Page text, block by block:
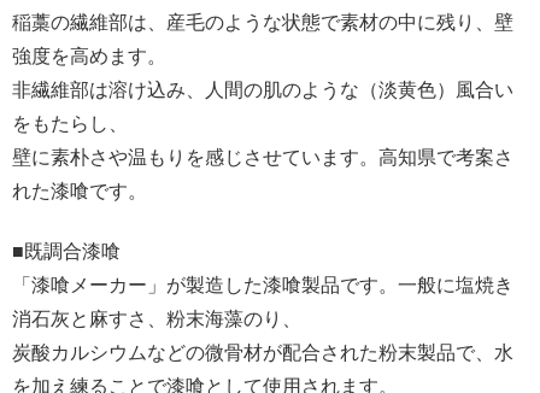
稲藁の繊維部は、産毛のような状態で素材の中に残り、壁
強度を高めます。
非繊維部は溶け込み、人間の肌のような（淡黄色）風合い
をもたらし、
壁に素朴さや温もりを感じさせています。高知県で考案さ
れた漆喰です。
■既調合漆喰
「漆喰メーカー」が製造した漆喰製品です。一般に塩焼き
消石灰と麻すさ、粉末海藻のり、
炭酸カルシウムなどの微骨材が配合された粉末製品で、水
を加え練ることで漆喰として使用されます。